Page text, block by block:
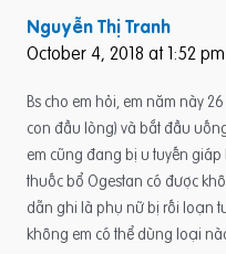
Nguyễn Thị Tranh
October 4, 2018 at 1:52 pm
Bs cho em hỏi, em năm này
con đầu lòng) và bắt đầu
em cũng đang bị u tuyến
thuốc bổ Ogestan có được
dẫn ghi là phụ nữ bị rối loạn
không em có thể dùng loại